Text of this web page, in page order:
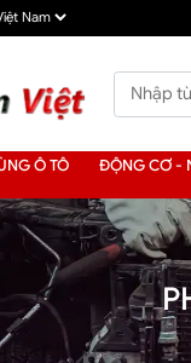
Ô TÔ ĐỘNG CƠ -